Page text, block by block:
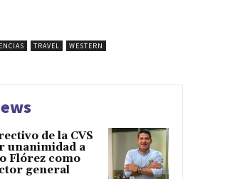
TRAVEL WESTERN
de la CVS
unanimidad a
Flórez como
general